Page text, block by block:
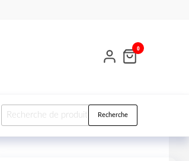
0
Recherche